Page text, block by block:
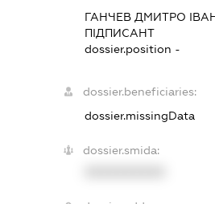
ГАНЧЕВ ДМИТРО
ПІДПИСАНТ
dossier.position -
dossier.beneficiaries:
dossier.missingData
dossier.smida: